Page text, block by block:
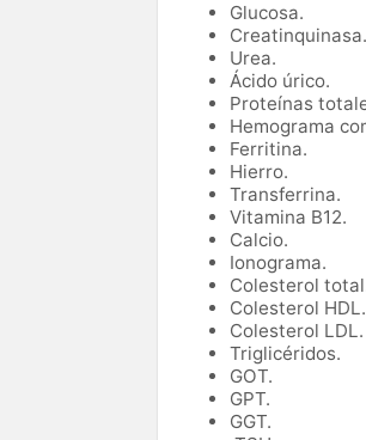
Glucosa.
Creatinquinasa.
Urea.
Ácido úrico.
Proteínas
Hemograma
Ferritina.
Hierro.
Transferrina.
Vitamina B12.
Calcio.
Ionograma.
Colesterol
Colesterol HDL.
Colesterol LDL.
Triglicéridos.
GOT.
GPT.
GGT.